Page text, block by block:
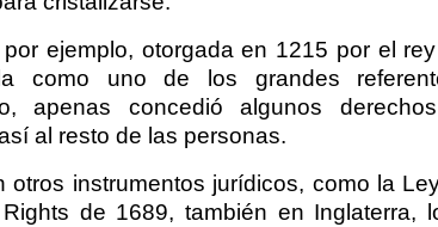
ejemplo, otorgada en 1215 por el
como uno de los grandes
apenas concedió algunos
al resto de las personas.
otros instrumentos jurídicos, como la
de 1689, también en Inglaterra,